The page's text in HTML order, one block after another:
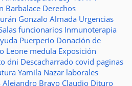
Barbalace Derechos
Gonzalo Almada Urgencias
funcionarios Inmunoterapia
Puerperio Donación de
Leone medula Exposición
dni Descacharrado covid paginas
Yamila Nazar laborales
Alejandro Bravo Claudio Dituro